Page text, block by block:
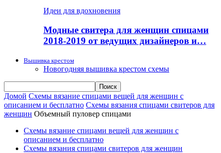
Идеи для вдохновения
Модные свитера для женщин спицами
2018-2019 от ведущих дизайнеров и…
Вышивка крестом
Новогодняя вышивка крестом схемы
Домой Схемы вязание спицами вещей для женщин с
описанием и бесплатно Схемы вязания спицами свитеров для
женщин Объемный пуловер спицами
Схемы вязание спицами вещей для женщин с
описанием и бесплатно
Схемы вязания спицами свитеров для женщин